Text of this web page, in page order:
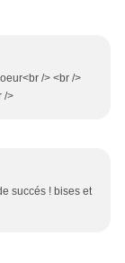
/> <br />
/>
succés ! bises et